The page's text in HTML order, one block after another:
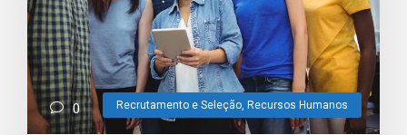
Recrutamento e Seleção, Recursos Humanos
0